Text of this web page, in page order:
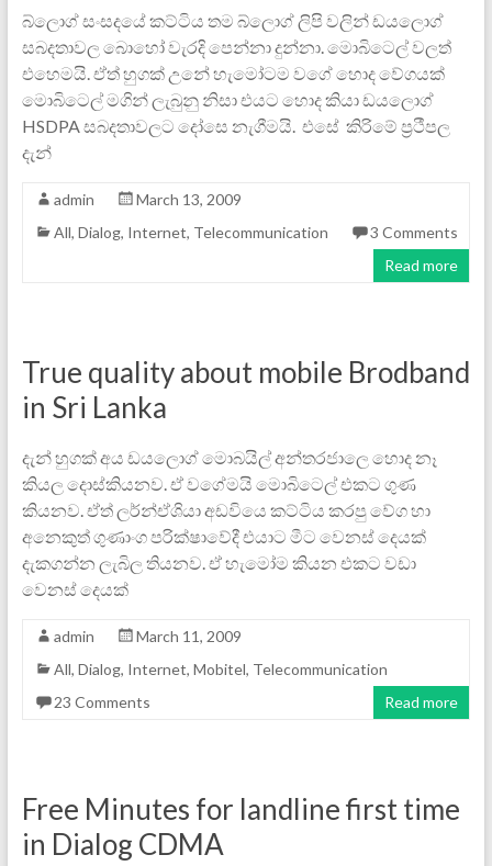
බ්ලොග් සංසදයේ කට්ටිය තම බ්ලොග් ලිපි වලින් ඩය‍ලොග්
සබදතාවල බොහෝ වැරදි පෙන්නා දුන්නා. මොබිටෙල් වලත්
එහෙමයි. ඒත් හුගක් උනේ හැමෝටම වගේ ‍හොද වේගයක්
මොබිටෙල් මගින් ලැ‍බුනු නිසා එය‍ට ‍හොද කියා ඩයලොග්
‍HSDPA සබදතාවලට දෝසෙ නැගීමයි. ‍ එසේ කිරිමේ ප්‍රථීපල
දැන්
admin
March 13, 2009
All, Dialog, Internet, Telecommunication
3 Comments
Read more
True quality about mobile Brodband
in Sri Lanka
දැන් හුගක් අය ඩයලොග් මොබයිල් අන්තරජාලෙ හොද නෑ
කියල දොස්කියනව. ඒ වගේමයි මොබිටෙල් එකට ගුණ
කියනව. ඒත් ලර්න්ඒශියා අඩවියෙ කට්ටිය කරපු වේග හා
අනෙකුත් ගුණාංග පරික්ෂාවේදී එයාට මීට වෙනස් දෙයක්
දැකගන්න ලැ‍බිල ති‍යනව. ඒ හැමෝම කියන එකට ව‍ඩා
වෙනස් දෙයක්
admin
March 11, 2009
All, Dialog, Internet, Mobitel, Telecommunication
23 Comments
Read more
Free Minutes for landline first time
in Dialog CDMA